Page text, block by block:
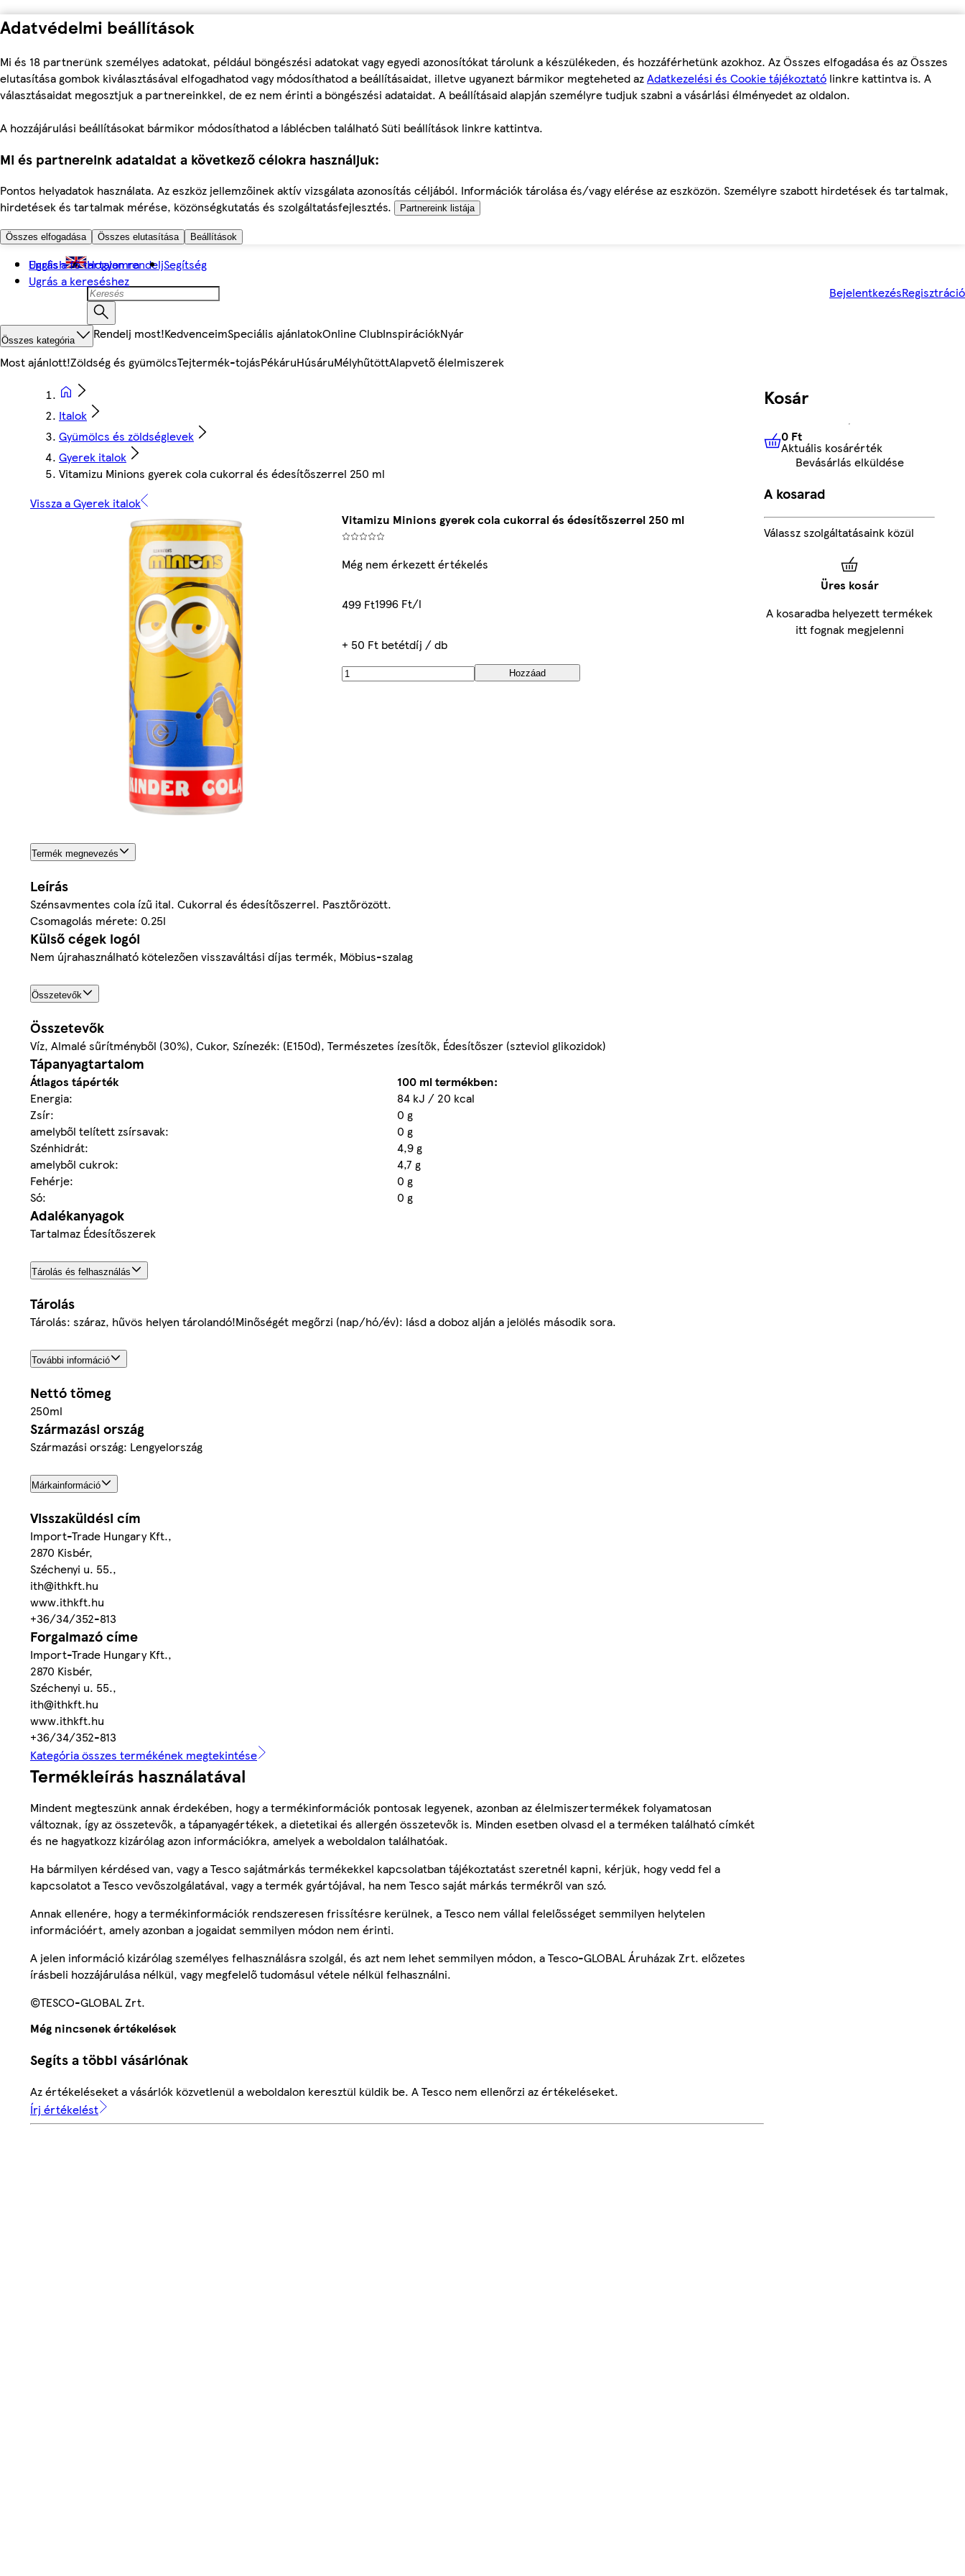
Adatvédelmi beállítások
Mi és 18 partnerünk személyes adatokat, például böngészési adatokat vagy egyedi azonosítókat tárolunk a készülékeden, és hozzáférhetünk azokhoz. Az Összes elfogadása és az Összes
elutasítása gombok kiválasztásával elfogadhatod vagy módosíthatod a beállításaidat, illetve ugyanezt bármikor megteheted azAdatkezelési és Cookie tájékoztató linkre kattintva is. A
választásaidat megosztjuk a partnereinkkel, de ez nem érinti a böngészési adataidat. A beállításaid alapján személyre tudjuk szabni a vásárlási élményedet az oldalon.
A hozzájárulási beállításokat bármikor módosíthatod a láblécben található Süti beállítások linkre kattintva.
Mi és partnereink adataidat a következő célokra használjuk:
Pontos helyadatok használata. Az eszköz jellemzőinek aktív vizsgálata azonosítás céljából. Információk tárolása és/vagy elérése az eszközön. Személyre szabott hirdetések és tartalmak,
hirdetések és tartalmak mérése, közönségkutatás és szolgáltatásfejlesztés.
Partnereink listája
Összes elfogadása Összes elutasítása Beállítások
Ugrás a fő tartalomra
Ugrás a kereséshez
English Hogyan rendeljSegítség
BejelentkezésRegisztráció
Összes kategória Rendelj most!KedvenceimSpeciális ajánlatokOnline ClubInspirációkNyár
Most ajánlott!Zöldség és gyümölcsTejtermék-tojásPékáruHúsáruMélyhűtöttAlapvető élelmiszerek
Italok
Gyümölcs és zöldséglevek
Gyerek italok
Vitamizu Minions gyerek cola cukorral és édesítőszerrel 250 ml
Vissza a Gyerek italok
Vitamizu Minions gyerek cola cukorral és édesítőszerrel 250 ml
Még nem érkezett értékelés
499 Ft1996 Ft/l
+ 50 Ft betétdíj / db
Hozzáad
Termék megnevezés
Leírás
Szénsavmentes cola ízű ital. Cukorral és édesítőszerrel. Pasztőrözött.
Csomagolás mérete: 0.25l
Külső cégek logói
Nem újrahasználható kötelezően visszaváltási díjas termék, Möbius-szalag
Összetevők
Összetevők
Víz, Almalé sűrítményből (30%), Cukor, Színezék: (E150d), Természetes ízesítők, Édesítőszer (szteviol glikozidok)
Tápanyagtartalom
Átlagos tápérték
100 ml termékben:
Energia:
84 kJ / 20 kcal
Zsír:
0 g
amelyből telített zsírsavak:
0 g
Szénhidrát:
4,9 g
amelyből cukrok:
4,7 g
Fehérje:
0 g
Só:
0 g
Adalékanyagok
Tartalmaz Édesítőszerek
Tárolás és felhasználás
Tárolás
Tárolás: száraz, hűvös helyen tárolandó!Minőségét megőrzi (nap/hó/év): lásd a doboz alján a jelölés második sora.
További információ
Nettó tömeg
250ml
Származási ország
Származási ország: Lengyelország
Márkainformáció
Visszaküldési cím
Import-Trade Hungary Kft.,
2870 Kisbér,
Széchenyi u. 55.,
ith@ithkft.hu
www.ithkft.hu
+36/34/352-813
Forgalmazó címe
Import-Trade Hungary Kft.,
2870 Kisbér,
Széchenyi u. 55.,
ith@ithkft.hu
www.ithkft.hu
+36/34/352-813
Kategória összes termékének megtekintése
Termékleírás használatával
Mindent megteszünk annak érdekében, hogy a termékinformációk pontosak legyenek, azonban az élelmiszertermékek folyamatosan
változnak, így az összetevők, a tápanyagértékek, a dietetikai és allergén összetevők is. Minden esetben olvasd el a terméken található címkét
és ne hagyatkozz kizárólag azon információkra, amelyek a weboldalon találhatóak.
Ha bármilyen kérdésed van, vagy a Tesco sajátmárkás termékekkel kapcsolatban tájékoztatást szeretnél kapni, kérjük, hogy vedd fel a
kapcsolatot a Tesco vevőszolgálatával, vagy a termék gyártójával, ha nem Tesco saját márkás termékről van szó.
Annak ellenére, hogy a termékinformációk rendszeresen frissítésre kerülnek, a Tesco nem vállal felelősséget semmilyen helytelen
információért, amely azonban a jogaidat semmilyen módon nem érinti.
A jelen információ kizárólag személyes felhasználásra szolgál, és azt nem lehet semmilyen módon, a Tesco-GLOBAL Áruházak Zrt. előzetes
írásbeli hozzájárulása nélkül, vagy megfelelő tudomásul vétele nélkül felhasználni.
©TESCO-GLOBAL Zrt.
Még nincsenek értékelések
Segíts a többi vásárlónak
Az értékeléseket a vásárlók közvetlenül a weboldalon keresztül küldik be. A Tesco nem ellenőrzi az értékeléseket.
Írj értékelést
Kosár
0 FtAktuális kosárérték
0 Ft
Aktuális kosárérték
Bevásárlás elküldése
A kosarad
Válassz szolgáltatásaink közül
Üres kosár
A kosaradba helyezett termékek
itt fognak megjelenni